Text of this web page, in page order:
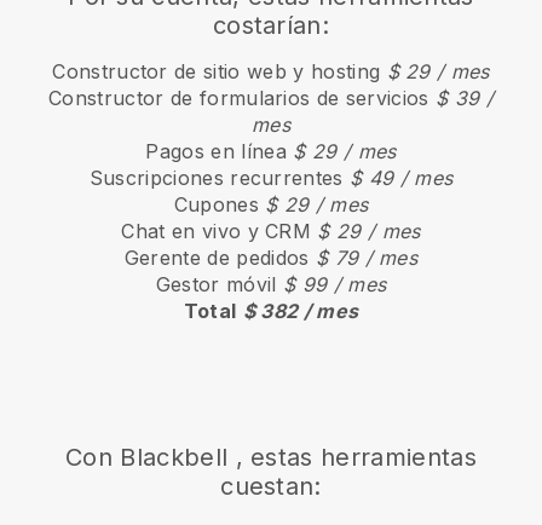
costarían:
Constructor de sitio web y hosting $ 29 / mes
Constructor de formularios de servicios $ 39 /
mes
Pagos en línea $ 29 / mes
Suscripciones recurrentes $ 49 / mes
Cupones $ 29 / mes
Chat en vivo y CRM $ 29 / mes
Gerente de pedidos $ 79 / mes
Gestor móvil $ 99 / mes
Total $ 382 / mes
Con Blackbell , estas herramientas
cuestan: